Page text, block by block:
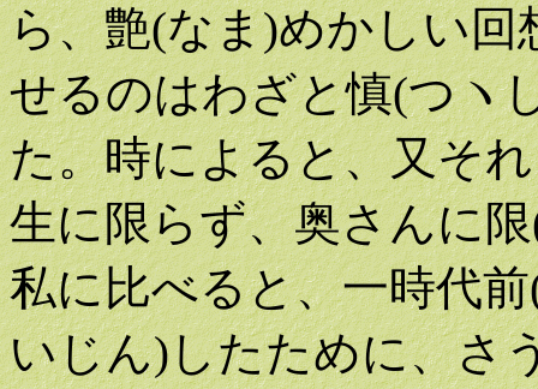
ら、艶(なま)めかしい
せるのはわざと慎(つヽ
た。時によると、又そ
生に限らず、奥さんに
私に比べると、一時代
いじん)したために、さ